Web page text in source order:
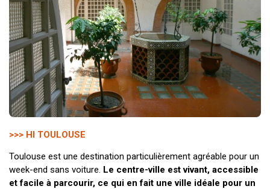
>>> HI TOULOUSE
Toulouse est une destination particulièrement agréable pour un
week-end sans voiture. Le centre-ville est vivant, accessible
et facile à parcourir, ce qui en fait une ville idéale pour un